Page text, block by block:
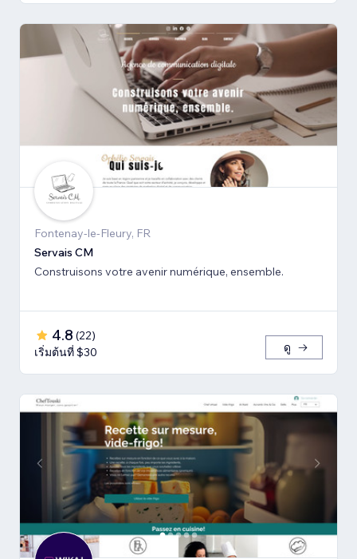
Fontenay-le-Fleury, FR
Servais CM
Construisons votre avenir numérique, ensemble.
4.8 (22)
เริ่มต้นที่ $30
ดู